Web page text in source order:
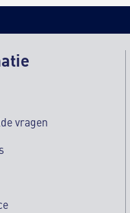
vragen